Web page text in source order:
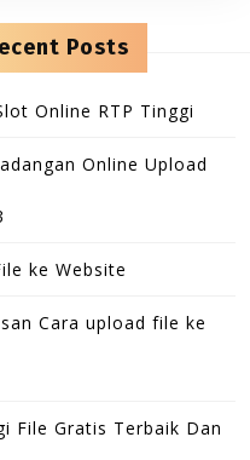
Posts
Online RTP Tinggi
Online Upload
ke Website
Cara upload file ke
File Gratis Terbaik Dan